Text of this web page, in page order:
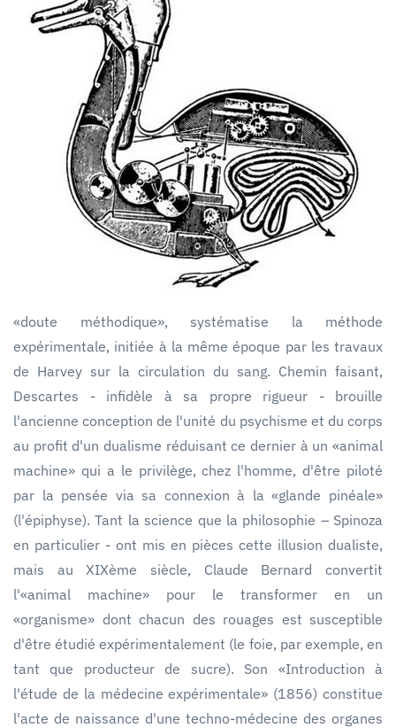
«doute méthodique», systématise la méthode
expérimentale, initiée à la même époque par les travaux
de Harvey sur la circulation du sang. Chemin faisant,
Descartes - infidèle à sa propre rigueur - brouille
l'ancienne conception de l'unité du psychisme et du corps
au profit d'un dualisme réduisant ce dernier à un «animal
machine» qui a le privilège, chez l'homme, d'être piloté
par la pensée via sa connexion à la «glande pinéale»
(l'épiphyse). Tant la science que la philosophie – Spinoza
en particulier - ont mis en pièces cette illusion dualiste,
mais au XIXème siècle, Claude Bernard convertit
l'«animal machine» pour le transformer en un
«organisme» dont chacun des rouages est susceptible
d'être étudié expérimentalement (le foie, par exemple, en
tant que producteur de sucre). Son «Introduction à
l'étude de la médecine expérimentale» (1856) constitue
l'acte de naissance d'une techno-médecine des organes